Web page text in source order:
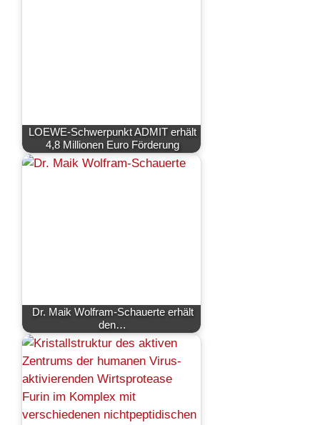
LOEWE-Schwerpunkt ADMIT erhält
4,8 Millionen Euro Förderung
Dr. Maik Wolfram-Schauerte erhält
den…